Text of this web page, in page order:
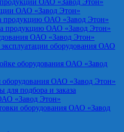
ОАО «Завод Этон»
ОАО «Завод Этон»
продукцию ОАО «Завод Этон»
продукцию ОАО «Завод Этон»
ОАО «Завод Этон»
эксплуатации оборудования ОАО
оборудования ОАО «Завод
ОАО «Завод Этон»
для подбора и заказа
«Завод Этон»
оборудования ОАО «Завод